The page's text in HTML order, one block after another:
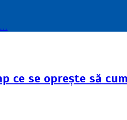
ce se oprește să